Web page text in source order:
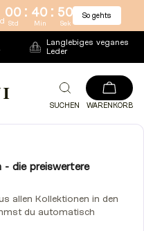
00 : 40 : 50
Std Min Sek
So gehts
Langlebiges veganes
Leder
SUCHEN WARENKORB
- die preiswertere
allen Kollektionen in den
du automatisch